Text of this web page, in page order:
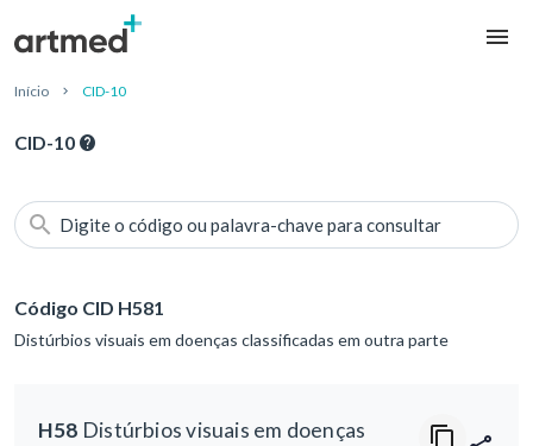
Início CID-10
CID-10
Digite o código ou palavra-chave para consultar
Código CID H581
Distúrbios visuais em doenças classificadas em outra parte
H58 Distúrbios visuais em doenças